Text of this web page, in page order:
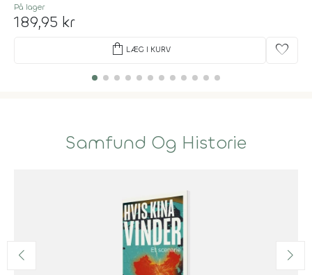
På lager
189,95 kr
shopping_bag LÆG I KURV favorite
Samfund Og Historie